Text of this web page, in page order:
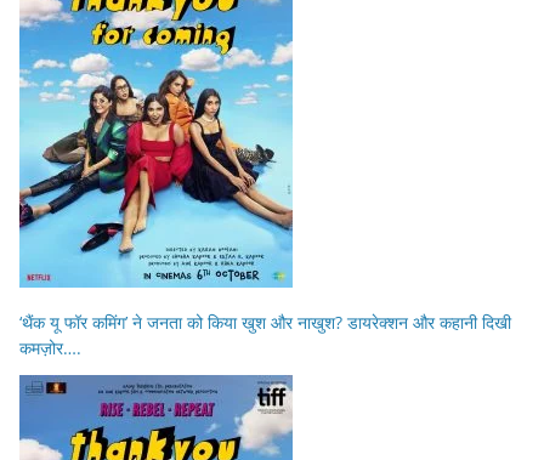
‘थैंक यू फॉर कमिंग’ ने जनता को किया खुश और नाखुश? डायरेक्शन और कहानी दिखी
कमज़ोर….